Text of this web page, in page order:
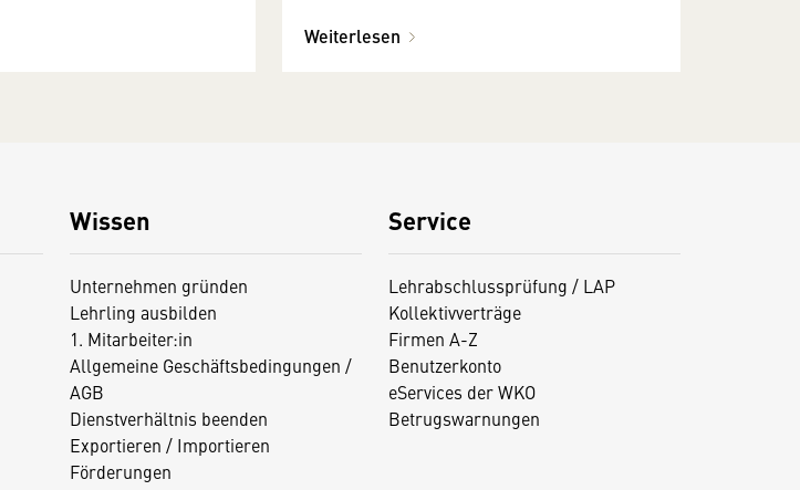
Weiterlesen
Wissen
Unternehmen gründen
Lehrling ausbilden
1. Mitarbeiter:in
Allgemeine Geschäftsbedingungen /
AGB
Dienstverhältnis beenden
Exportieren / Importieren
Förderungen
Service
Lehrabschlussprüfung / LAP
Kollektivverträge
Firmen A-Z
Benutzerkonto
eServices der WKO
Betrugswarnungen